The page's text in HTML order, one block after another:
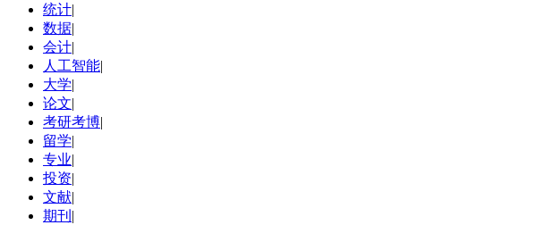
统计|
数据|
会计|
人工智能|
大学|
论文|
考研考博|
留学|
专业|
投资|
文献|
期刊 |